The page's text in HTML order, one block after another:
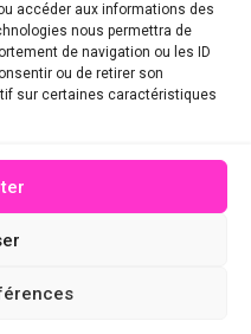
accéder aux informations des
nous permettra de
de navigation ou les ID
ou de retirer son
sur certaines caractéristiques